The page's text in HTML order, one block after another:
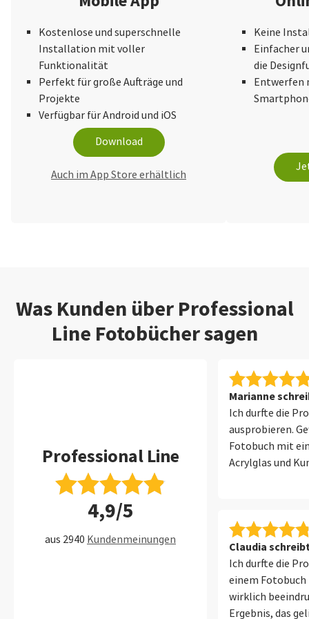
Kostenlose und superschnelle
Installation mit voller
Funktionalität
Perfekt für große Aufträge und
Projekte
Verfügbar für Android und iOS
Download
Auch im App Store erhältlich
Keine
Einfacher
die
Entwerfen
Was Kunden über Professional
Line Fotobücher sagen
Professional Line
4,9/5
aus 2940 Kundenmeinungen
Marianne
Ich durfte die
ausprobieren.
Fotobuch mit
Acrylglas und
wunderbar zur
Originaltreue
leuchtenden
mich eine
in Buchformat.
Software war
Claudia
Ich durfte die
einem
wirklich
Ergebnis, das